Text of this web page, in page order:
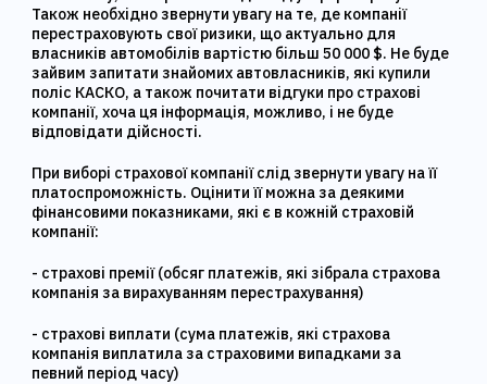
Також необхідно звернути увагу на те, де компанії
перестраховують свої ризики, що актуально для
власників автомобілів вартістю більш 50 000 $. Не буде
зайвим запитати знайомих автовласників, які купили
поліс КАСКО, а також почитати відгуки про страхові
компанії, хоча ця інформація, можливо, і не буде
відповідати дійсності.
При виборі страхової компанії слід звернути увагу на її
платоспроможність. Оцінити її можна за деякими
фінансовими показниками, які є в кожній страховій
компанії:
- страхові премії (обсяг платежів, які зібрала страхова
компанія за вирахуванням перестрахування)
- страхові виплати (сума платежів, які страхова
компанія виплатила за страховими випадками за
певний період часу)